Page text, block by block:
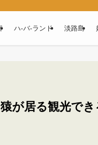
ハ‐バ‐ランド 淡路島
が居る観光でき